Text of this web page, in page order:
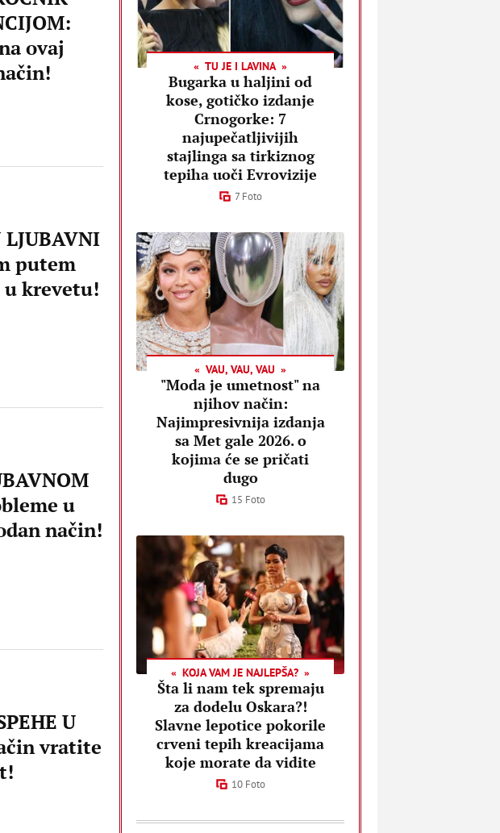
ovaj
LJUBAVNI
putem
krevetu!
u
način!
U
vratite
TU JE I LAVINA
Bugarka u haljini od
kose, gotičko izdanje
Crnogorke: 7
najupečatljivijih
stajlinga sa tirkiznog
tepiha uoči Evrovizije
7 Foto
VAU, VAU, VAU
"Moda je umetnost" na
njihov način:
Najimpresivnija izdanja
sa Met gale 2026. o
kojima će se pričati
dugo
15 Foto
KOJA VAM JE NAJLEPŠA?
Šta li nam tek spremaju
za dodelu Oskara?!
Slavne lepotice pokorile
crveni tepih kreacijama
koje morate da vidite
10 Foto